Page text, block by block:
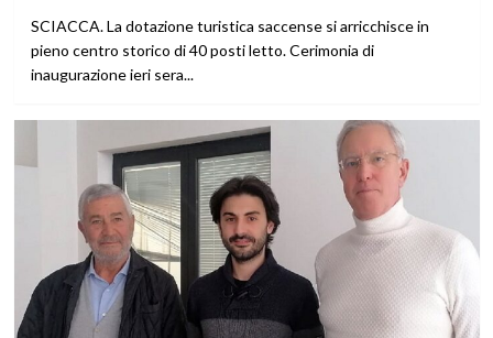
SCIACCA. La dotazione turistica saccense si arricchisce in
pieno centro storico di 40 posti letto. Cerimonia di
inaugurazione ieri sera...